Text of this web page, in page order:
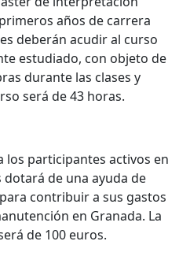
años de carrera
deberán acudir al curso
estudiado, con objeto de
durante las clases y
será de 43 horas.
los participantes activos en
dotará de una ayuda de
contribuir a sus gastos
en Granada. La
de 100 euros.